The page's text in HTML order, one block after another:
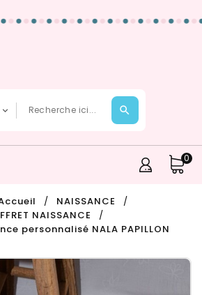
0
NAISSANCE
NAISSANCE
personnalisé NALA PAPILLON